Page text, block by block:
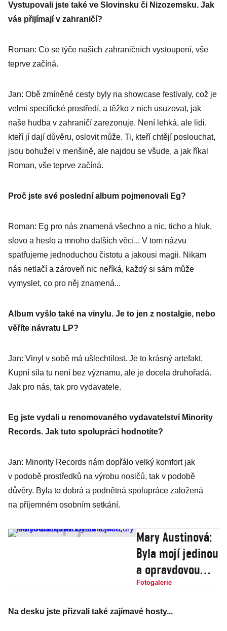
nadaná
Barbora
Vystupovali jste také ve Slovinsku či Nizozemsku. Jak
vás přijímají v zahraničí?
Roman: Co se týče našich zahraničních vystoupení, vše
teprve začíná.
Jan: Obě zmíněné cesty byly na showcase festivaly, což je
velmi specifické prostředí, a těžko z nich usuzovat, jak
naše hudba v zahraničí zarezonuje. Není lehká, ale lidi,
kteří jí dají důvěru, oslovit může. Ti, kteří chtějí poslouchat,
jsou bohužel v menšině, ale najdou se všude, a jak říkal
Roman, vše teprve začíná.
Proč jste své poslední album pojmenovali Eg?
Roman: Eg pro nás znamená všechno a nic, ticho a hluk,
slovo a heslo a mnoho dalších věcí... V tom názvu
spatřujeme jednoduchou čistotu a jakousi magii. Nikam
nás netlačí a zároveň nic neříká, každý si sám může
vymyslet, co pro něj znamená...
Album vyšlo také na vinylu. Je to jen z nostalgie, nebo
věříte návratu LP?
Jan: Vinyl v sobě má ušlechtilost. Je to krásný artefakt.
Kupní síla tu není bez významu, ale je docela druhořadá.
Jak pro nás, tak pro vydavatele.
Eg jste vydali u renomovaného vydavatelství Minority
Records. Jak tuto spolupráci hodnotíte?
Jan: Minority Records nám dopřálo velký komfort jak
v podobě prostředků na výrobu nosičů, tak v podobě
důvěry. Byla to dobrá a podnětná spolupráce založená
na příjemném osobním setkání.
Mary Austinová:
Byla mojí jedinou
a opravdovou
láskou, říkal o
Mercury
Fotogalerie
Na desku jste přizvali také zajímavé hosty...